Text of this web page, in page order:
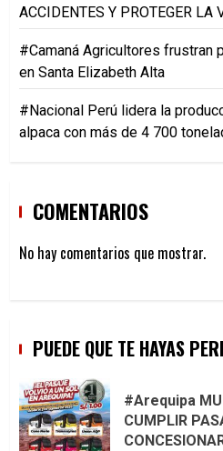
ACCIDENTES Y PROTEGER LA
#Camaná Agricultores frustran
en Santa Elizabeth Alta
#Nacional Perú lidera la
alpaca con más de 4 700
COMENTARIOS
No hay comentarios que mostrar.
PUEDE QUE TE HAYAS
#Arequipa
CUMPLIR